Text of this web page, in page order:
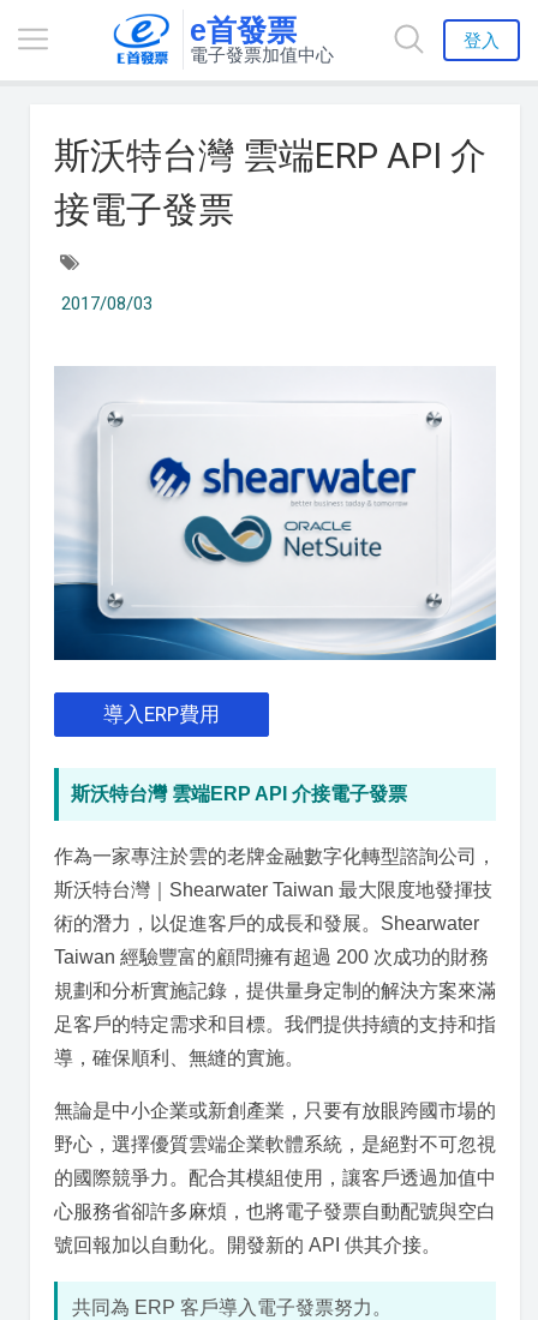
e首發票
電子發票加值中心
登入
斯沃特台灣 雲端ERP API 介
接電子發票
2017/08/03
導入ERP費用
斯沃特台灣 雲端ERP API 介接電子發票
作為一家專注於雲的老牌金融數字化轉型諮詢公司，
斯沃特台灣｜Shearwater Taiwan 最大限度地發揮技
術的潛力，以促進客戶的成長和發展。Shearwater
Taiwan 經驗豐富的顧問擁有超過 200 次成功的財務
規劃和分析實施記錄，提供量身定制的解決方案來滿
足客戶的特定需求和目標。我們提供持續的支持和指
導，確保順利、無縫的實施。
無論是中小企業或新創產業，只要有放眼跨國市場的
野心，選擇優質雲端企業軟體系統，是絕對不可忽視
的國際競爭力。配合其模組使用，讓客戶透過加值中
心服務省卻許多麻煩，也將電子發票自動配號與空白
號回報加以自動化。開發新的 API 供其介接。
共同為 ERP 客戶導入電子發票努力。